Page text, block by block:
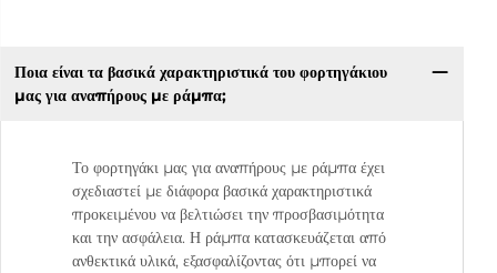
Ποια είναι τα βασικά χαρακτηριστικά του φορτηγάκιου
μας για αναπήρους με ράμπα;
Το φορτηγάκι μας για αναπήρους με ράμπα έχει
σχεδιαστεί με διάφορα βασικά χαρακτηριστικά
προκειμένου να βελτιώσει την προσβασιμότητα
και την ασφάλεια. Η ράμπα κατασκευάζεται από
ανθεκτικά υλικά, εξασφαλίζοντας ότι μπορεί να